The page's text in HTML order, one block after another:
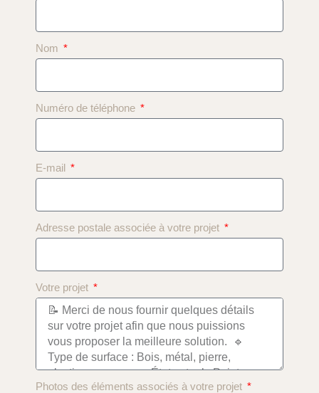
Nom
Numéro de téléphone
E-mail
Adresse postale associée à votre projet
Votre projet
Photos des éléments associés à votre projet